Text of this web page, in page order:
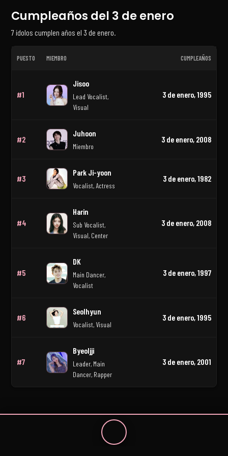
Cumpleaños del 3 de enero
7 ídolos cumplen años el 3 de enero.
PUESTO MIEMBRO CUMPLEAÑOS
#1
Jisoo
Lead Vocalist,
Visual
3 de enero, 1995
#2
Juhoon
Miembro
3 de enero, 2008
#3
Park Ji-yoon
Vocalist, Actress
3 de enero, 1982
#4
Harin
Sub Vocalist,
Visual, Center
3 de enero, 2008
#5
DK
Main Dancer,
Vocalist
3 de enero, 1997
#6
Seolhyun
Vocalist, Visual
3 de enero, 1995
#7
Byeoljji
Leader, Main
Dancer, Rapper
3 de enero, 2001